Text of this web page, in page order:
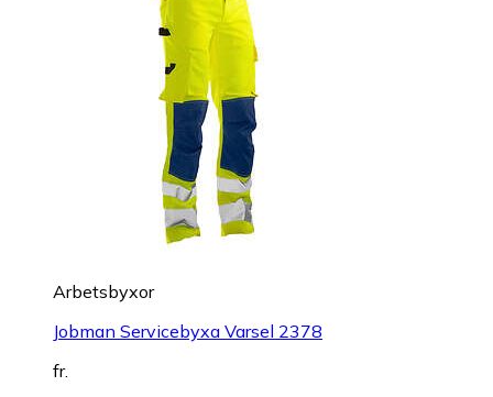
Arbetsbyxor
Jobman Servicebyxa Varsel 2378
fr.